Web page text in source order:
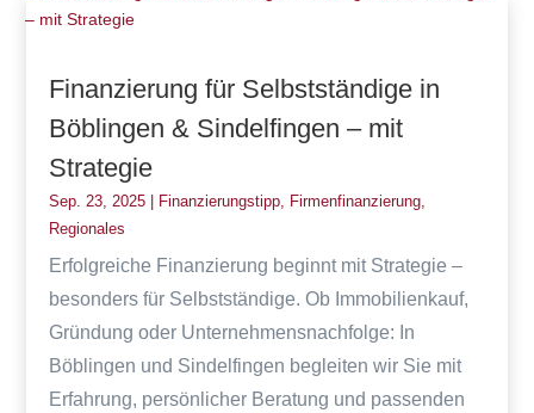
Finanzierung für Selbstständige in
Böblingen & Sindelfingen – mit
Strategie
Sep. 23, 2025 | Finanzierungstipp Firmenfinanzierung
Regionales
Erfolgreiche Finanzierung beginnt mit Strategie –
besonders für Selbstständige. Ob Immobilienkauf,
Gründung oder Unternehmensnachfolge: In
Böblingen und Sindelfingen begleiten wir Sie mit
Erfahrung, persönlicher Beratung und passenden